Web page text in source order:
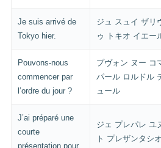
Je suis arrivé de
Tokyo hier.
ジュ スュイ ザリ
ゥ トキオ イエー
Pouvons-nous
commencer par
l’ordre du jour ?
プヴォン ヌー コ
パール ロルドル
ュール
J’ai préparé une
courte
présentation pour
ジェ プレパレ ユ
ト プレザンタシ